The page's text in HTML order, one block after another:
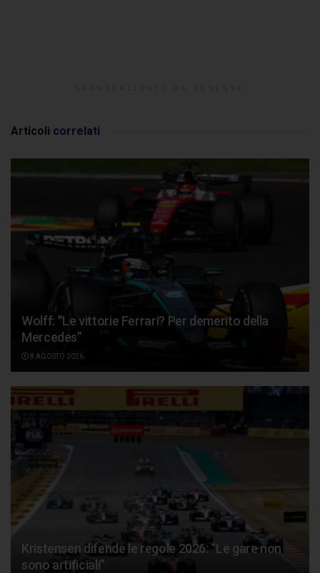
Articoli correlati
Wolff: “Le vittorie Ferrari? Per demerito della
Mercedes”
8 AGOSTO 2026
Kristensen difende le regole 2026: “Le gare non
sono artificiali”